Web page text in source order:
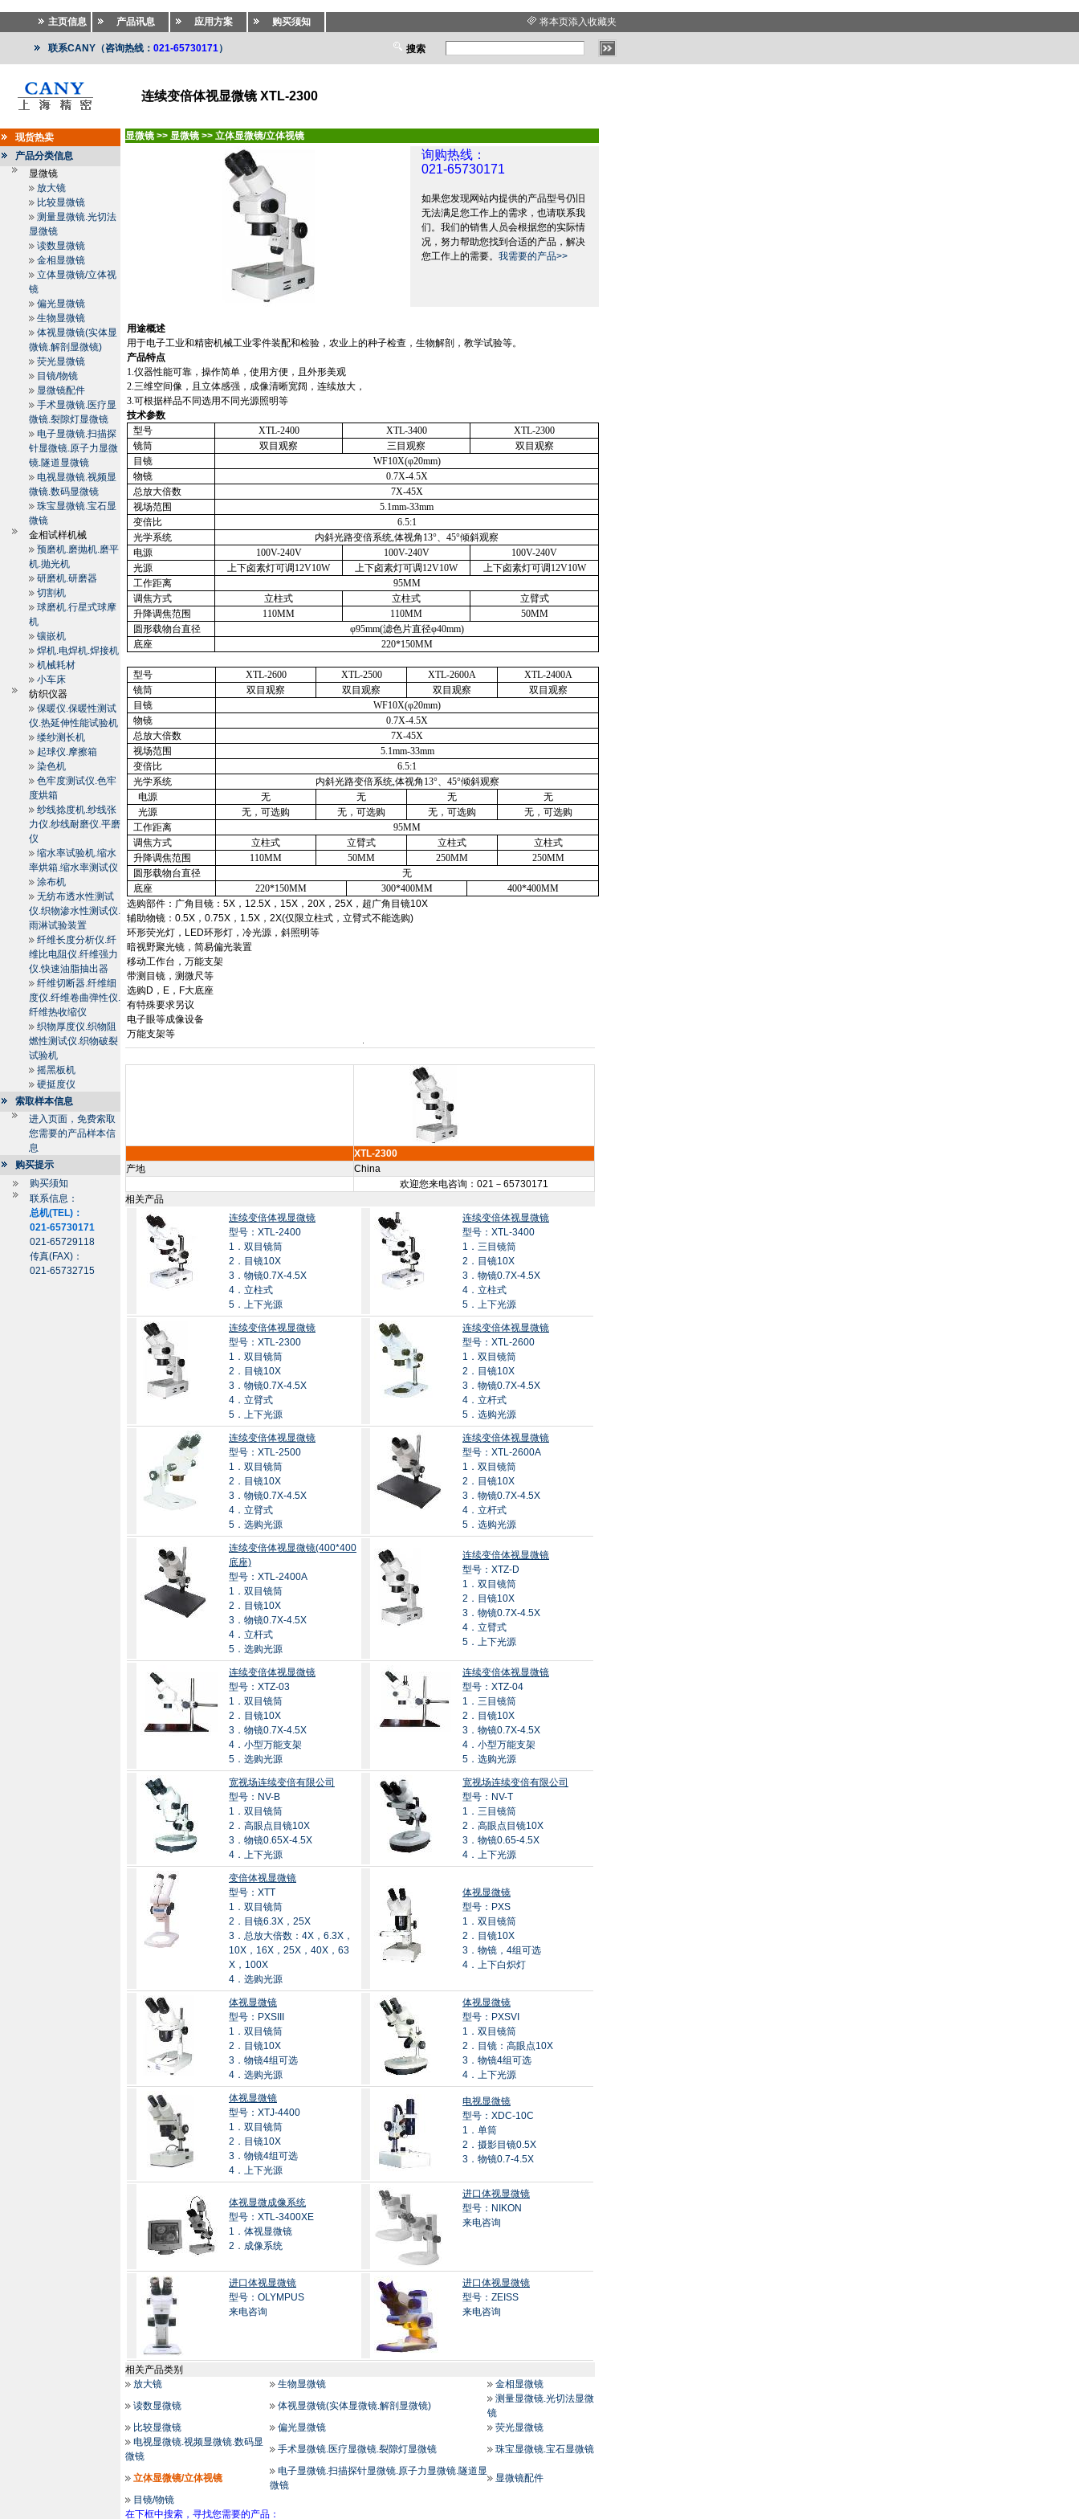
主页信息 产品讯息 应用方案 购买须知 将本页添入收藏夹
联系CANY（咨询热线： 021-65730171） 搜索
连续变倍体视显微镜 XTL-2300
现货热卖
产品分类信息
显微镜
放大镜
比较显微镜
测量显微镜.光切法
显微镜
读数显微镜
金相显微镜
立体显微镜/立体视
镜
偏光显微镜
生物显微镜
体视显微镜(实体显
微镜.解剖显微镜)
荧光显微镜
目镜/物镜
显微镜配件
手术显微镜.医疗显
微镜.裂隙灯显微镜
电子显微镜.扫描探
针显微镜.原子力显微
镜.隧道显微镜
电视显微镜.视频显
微镜.数码显微镜
珠宝显微镜.宝石显
微镜
金相试样机械
预磨机.磨抛机.磨平
机.抛光机
研磨机.研磨器
切割机
球磨机.行星式球摩
机
镶嵌机
焊机.电焊机.焊接机
机械耗材
小车床
纺织仪器
保暖仪.保暖性测试
仪.热延伸性能试验机
缕纱测长机
起球仪.摩擦箱
染色机
色牢度测试仪.色牢
度烘箱
纱线捻度机.纱线张
力仪.纱线耐磨仪.平磨
仪
缩水率试验机.缩水
率烘箱.缩水率测试仪
涂布机
无纺布透水性测试
仪.织物渗水性测试仪.
雨淋试验装置
纤维长度分析仪.纤
维比电阻仪.纤维强力
仪.快速油脂抽出器
纤维切断器.纤维细
度仪.纤维卷曲弹性仪.
纤维热收缩仪
织物厚度仪.织物阻
燃性测试仪.织物破裂
试验机
摇黑板机
硬挺度仪
索取样本信息
进入页面，免费索取
您需要的产品样本信
息
购买提示
购买须知
联系信息：
总机(TEL)：
021-65730171
021-65729118
传真(FAX)：
021-65732715
显微镜 >> 显微镜 >> 立体显微镜/立体视镜
询购热线：
021-65730171
如果您发现网站内提供的产品型号仍旧
无法满足您工作上的需求，也请联系我
们。我们的销售人员会根据您的实际情
况，努力帮助您找到合适的产品，解决
您工作上的需要。 我需要的产品>>
用途概述
用于电子工业和精密机械工业零件装配和检验，农业上的种子检查，生物解剖，教学试验等。
产品特点
1.仪器性能可靠，操作简单，使用方便，且外形美观
2.三维空间像，且立体感强，成像清晰宽阔，连续放大，
3.可根据样品不同选用不同光源照明等
技术参数
型号
XTL-2400 XTL-3400
XTL-2300
镜筒
双目观察 三目观察
双目观察
目镜
WF10X(φ20mm)
物镜
0.7X-4.5X
总放大倍数
7X-45X
视场范围
5.1mm-33mm
变倍比
6.5:1
光学系统
内斜光路变倍系统,体视角 13°、 45°倾斜观察
电源
100V-240V 100V-240V
100V-240V
光源
上下卤素灯可调 12V10W 上下卤素灯可调 12V10W 上下卤素灯可调 12V10W
工作距离
95MM
调焦方式
立柱式 立柱式
立臂式
升降调焦范围
110MM 110MM
50MM
圆形载物台直径
φ95mm(滤色片直径φ40mm)
底座
220*150MM
型号 XTL-2600 XTL-2500 XTL-2600A XTL-2400A
镜筒
双目观察 双目观察 双目观察
双目观察
目镜
WF10X(φ20mm)
物镜
0.7X-4.5X
总放大倍数
7X-45X
视场范围
5.1mm-33mm
变倍比
6.5:1
光学系统
内斜光路变倍系统,体视角 13°、 45°倾斜观察
电源
无 无 无
无
光源
无，可选购 无，可选购 无，可选购
无，可选购
工作距离
95MM
调焦方式
立柱式 立臂式 立柱式
立柱式
升降调焦范围
110MM 50MM 250MM
250MM
圆形载物台直径
无
底座
220*150MM 300*400MM 400*400MM
选购部件：广角目镜： 5X ， 12.5X ， 15X ， 20X ， 25X ，超广角目镜10X
辅助物镜： 0.5X ， 0.75X ， 1.5X ， 2X(仅限立柱式，立臂式不能选购)
环形荧光灯， LED环形灯，冷光源，斜照明等
暗视野聚光镜，简易偏光装置
移动工作台，万能支架
带测目镜，测微尺等
选购 D ， E ， F大底座
有特殊要求另议
电子眼等成像设备
万能支架等
XTL-2300
产地
China
欢迎您来电咨询：021－65730171
相关产品
连续变倍体视显微镜
型号：XTL-2400
1．双目镜筒
2．目镜10X
3．物镜0.7X-4.5X
4．立柱式
5．上下光源
连续变倍体视显微镜
型号：XTL-3400
1．三目镜筒
2．目镜10X
3．物镜0.7X-4.5X
4．立柱式
5．上下光源
连续变倍体视显微镜
型号：XTL-2300
1．双目镜筒
2．目镜10X
3．物镜0.7X-4.5X
4．立臂式
5．上下光源
连续变倍体视显微镜
型号：XTL-2600
1．双目镜筒
2．目镜10X
3．物镜0.7X-4.5X
4．立杆式
5．选购光源
连续变倍体视显微镜
型号：XTL-2500
1．双目镜筒
2．目镜10X
3．物镜0.7X-4.5X
4．立臂式
5．选购光源
连续变倍体视显微镜
型号：XTL-2600A
1．双目镜筒
2．目镜10X
3．物镜0.7X-4.5X
4．立杆式
5．选购光源
连续变倍体视显微镜(400*400
底座)
型号：XTL-2400A
1．双目镜筒
2．目镜10X
3．物镜0.7X-4.5X
4．立杆式
5．选购光源
连续变倍体视显微镜
型号：XTZ-D
1．双目镜筒
2．目镜10X
3．物镜0.7X-4.5X
4．立臂式
5．上下光源
连续变倍体视显微镜
型号：XTZ-03
1．双目镜筒
2．目镜10X
3．物镜0.7X-4.5X
4．小型万能支架
5．选购光源
连续变倍体视显微镜
型号：XTZ-04
1．三目镜筒
2．目镜10X
3．物镜0.7X-4.5X
4．小型万能支架
5．选购光源
宽视场连续变倍有限公司
型号：NV-B
1．双目镜筒
2．高眼点目镜10X
3．物镜0.65X-4.5X
4．上下光源
宽视场连续变倍有限公司
型号：NV-T
1．三目镜筒
2．高眼点目镜10X
3．物镜0.65-4.5X
4．上下光源
变倍体视显微镜
型号：XTT
1．双目镜筒
2．目镜6.3X，25X
3．总放大倍数：4X，6.3X，
10X，16X，25X，40X，63
X，100X
4．选购光源
体视显微镜
型号：PXS
1．双目镜筒
2．目镜10X
3．物镜，4组可选
4．上下白炽灯
体视显微镜
型号：PXSIII
1．双目镜筒
2．目镜10X
3．物镜4组可选
4．选购光源
体视显微镜
型号：PXSVI
1．双目镜筒
2．目镜：高眼点10X
3．物镜4组可选
4．上下光源
体视显微镜
型号：XTJ-4400
1．双目镜筒
2．目镜10X
3．物镜4组可选
4．上下光源
电视显微镜
型号：XDC-10C
1．单筒
2．摄影目镜0.5X
3．物镜0.7-4.5X
体视显微成像系统
型号：XTL-3400XE
1．体视显微镜
2．成像系统
进口体视显微镜
型号：NIKON
来电咨询
进口体视显微镜
型号：OLYMPUS
来电咨询
进口体视显微镜
型号：ZEISS
来电咨询
相关产品类别
放大镜
生物显微镜
金相显微镜
读数显微镜
体视显微镜(实体显微镜.解剖显微镜)
测量显微镜.光切法显微
镜
比较显微镜
偏光显微镜
荧光显微镜
电视显微镜.视频显微镜.数码显
微镜
手术显微镜.医疗显微镜.裂隙灯显微镜 珠宝显微镜.宝石显微镜
立体显微镜/立体视镜
电子显微镜.扫描探针显微镜.原子力显微镜.隧道显
微镜
显微镜配件
目镜/物镜
在下框中搜索，寻找您需要的产品：